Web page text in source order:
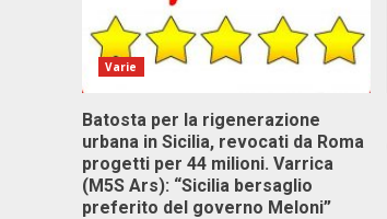
Varie
Batosta per la rigenerazione
urbana in Sicilia, revocati da Roma
progetti per 44 milioni. Varrica
(M5S Ars): “Sicilia bersaglio
preferito del governo Meloni”